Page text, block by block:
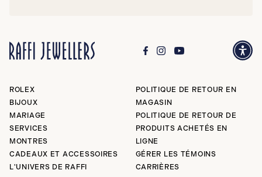
ROLEX
BIJOUX
MARIAGE
SERVICES
MONTRES
CADEAUX ET ACCESSOIRES
L'UNIVERS DE RAFFI
POLITIQUE DE RETOUR EN
MAGASIN
POLITIQUE DE RETOUR DE
PRODUITS ACHETÉS EN
LIGNE
GÉRER LES TÉMOINS
CARRIÈRES